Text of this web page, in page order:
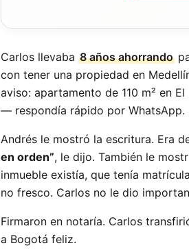
Carlos llevaba 8 años ahorrando
con tener una propiedad en
aviso: apartamento de 110 m² en
— respondía rápido por WhatsApp.
Andrés le mostró la escritura. Era
en orden”, le dijo. También le
inmueble existía, que tenía
no fresco. Carlos no le dio
Firmaron en notaría. Carlos
a Bogotá feliz.